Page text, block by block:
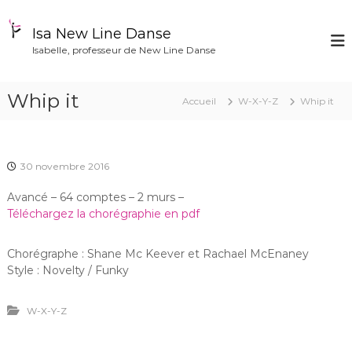
Isa New Line Danse
Isabelle, professeur de New Line Danse
Whip it Accueil W-X-Y-Z Whip it
30 novembre 2016
Avancé – 64 comptes – 2 murs –
Téléchargez la chorégraphie en pdf
Chorégraphe : Shane Mc Keever et Rachael McEnaney
Style : Novelty / Funky
W-X-Y-Z